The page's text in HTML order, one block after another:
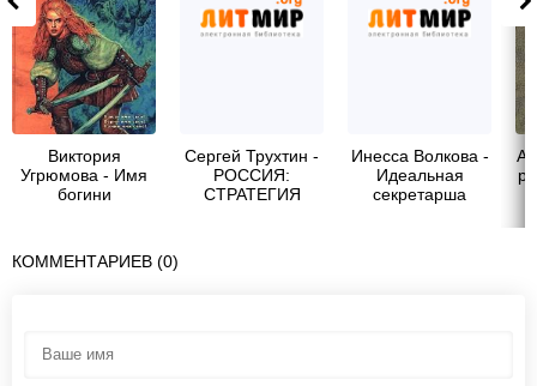
Виктория
Угрюмова - Имя
богини
Сергей Трухтин -
РОССИЯ:
СТРАТЕГИЯ
Инесса Волкова -
Идеальная
секретарша
КОММЕНТАРИЕВ (0)